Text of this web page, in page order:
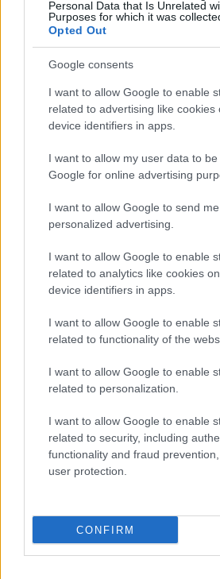
Personal Data that Is Unrelated
Purposes for which it was
Opted Out
Google consents
I want to allow Google to enable
related to advertising like cookies
device identifiers in apps.
I want to allow my user data to
Google for online advertising
I want to allow Google to send me
personalized advertising.
I want to allow Google to enable
related to analytics like cookies
device identifiers in apps.
I want to allow Google to enable
related to functionality of the
I want to allow Google to enable
related to personalization.
I want to allow Google to enable
related to security, including
functionality and fraud
user protection.
CONFIRM
Le ultime offerte di lavoro
Cumuli di rifiuti a Santa
segnalazione dei residenti
Incendi in Gallura,
furgoni: le indagini
Cannigione celebra la
È scontro tra Misericordia
Controlli rafforzati in
arresti e 135 denunce